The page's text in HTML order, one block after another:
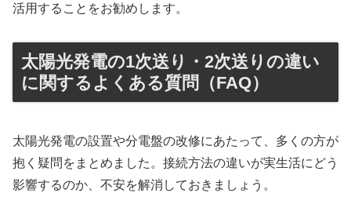
活用することをお勧めします。
太陽光発電の1次送り・2次送りの違い
に関するよくある質問（FAQ）
太陽光発電の設置や分電盤の改修にあたって、多くの方が
抱く疑問をまとめました。接続方法の違いが実生活にどう
影響するのか、不安を解消しておきましょう。